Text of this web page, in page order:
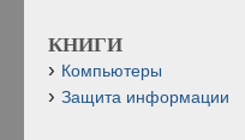
КНИГИ
Компьютеры
Защита информации